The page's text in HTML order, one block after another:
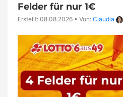
Felder für nur 1€
Erstellt: 08.08.2026 • Von: Claudia